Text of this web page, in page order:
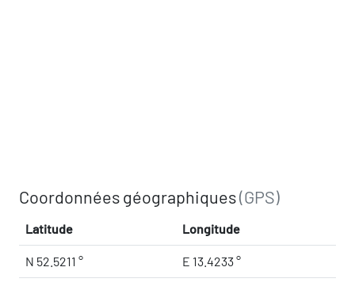
Coordonnées géographiques(GPS)
Latitude Longitude
N 52.5211 ° E 13.4233 °